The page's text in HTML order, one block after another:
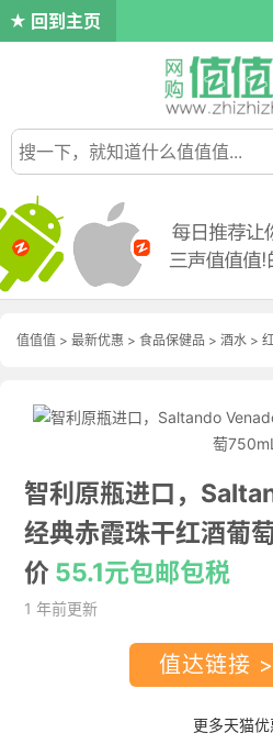
回到主页
值值值 > 最新优惠 > 食品保健品 > 酒水 >
智利原瓶进口，
经典赤霞珠干红酒葡
价 55.1元包邮包税
1 年前更新
值达链接 >
更多天猫优